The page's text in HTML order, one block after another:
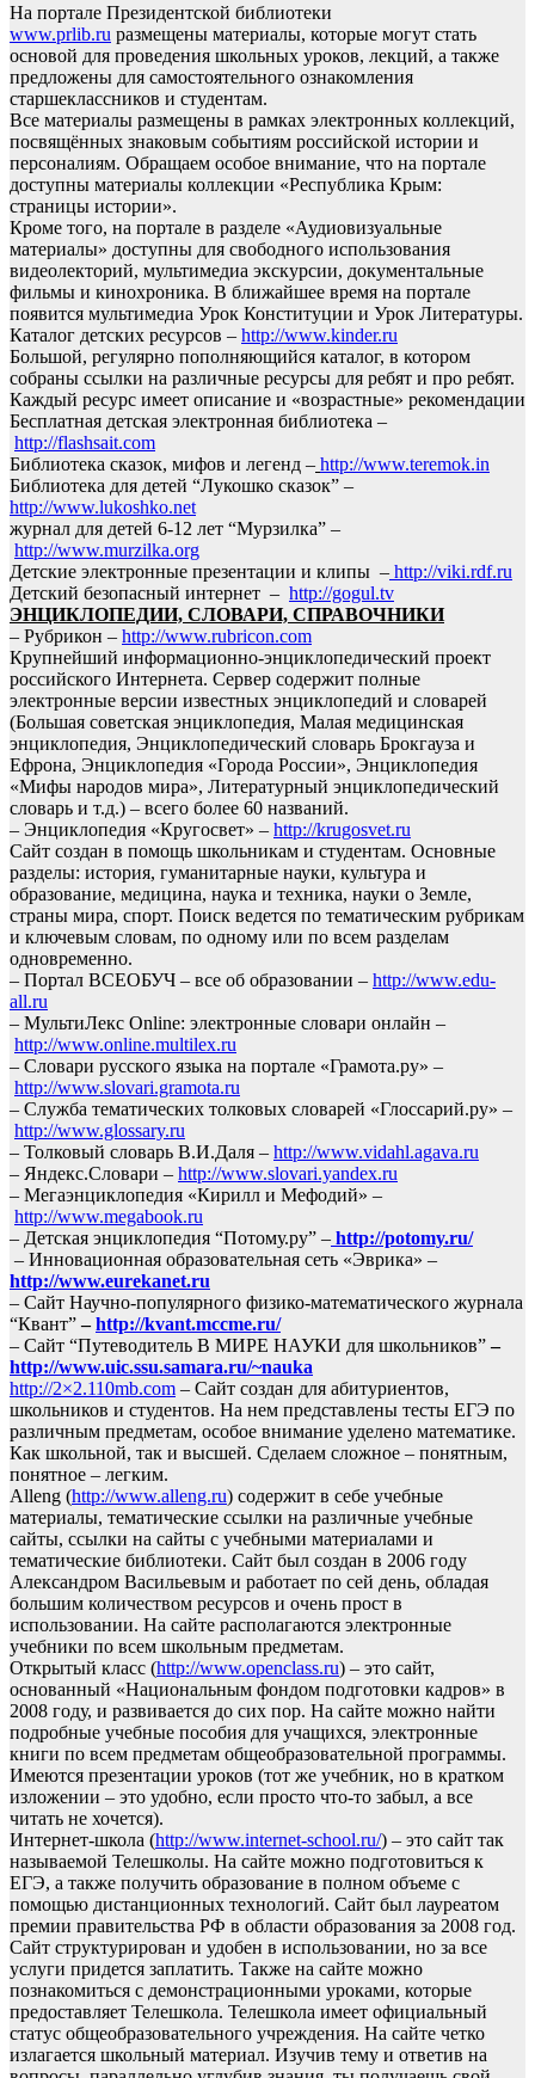
На портале Президентской библиотеки
www.prlib.ru размещены материалы, которые могут стать
основой для проведения школьных уроков, лекций, а также
предложены для самостоятельного ознакомления
старшеклассников и студентам.
Все материалы размещены в рамках электронных коллекций,
посвящённых знаковым событиям российской истории и
персоналиям. Обращаем особое внимание, что на портале
доступны материалы коллекции «Республика Крым:
страницы истории».
Кроме того, на портале в разделе «Аудиовизуальные
материалы» доступны для свободного использования
видеолекторий, мультимедиа экскурсии, документальные
фильмы и кинохроника. В ближайшее время на портале
появится мультимедиа Урок Конституции и Урок Литературы.
Каталог детских ресурсов – http://www.kinder.ru
Большой, регулярно пополняющийся каталог, в котором
собраны ссылки на различные ресурсы для ребят и про ребят.
Каждый ресурс имеет описание и «возрастные» рекомендации
Бесплатная детская электронная библиотека –
http://flashsait.com
Библиотека сказок, мифов и легенд – http://www.teremok.in
Библиотека для детей “Лукошко сказок” –
http://www.lukoshko.net
журнал для детей 6-12 лет “Мурзилка” –
http://www.murzilka.org
Детские электронные презентации и клипы – http://viki.rdf.ru
Детский безопасный интернет – http://gogul.tv
ЭНЦИКЛОПЕДИИ, СЛОВАРИ, СПРАВОЧНИКИ
– Рубрикон – http://www.rubricon.com
Крупнейший информационно-энциклопедический проект
российского Интернета. Сервер содержит полные
электронные версии известных энциклопедий и словарей
(Большая советская энциклопедия, Малая медицинская
энциклопедия, Энциклопедический словарь Брокгауза и
Ефрона, Энциклопедия «Города России», Энциклопедия
«Мифы народов мира», Литературный энциклопедический
словарь и т.д.) – всего более 60 названий.
– Энциклопедия «Кругосвет» – http://krugosvet.ru
Сайт создан в помощь школьникам и студентам. Основные
разделы: история, гуманитарные науки, культура и
образование, медицина, наука и техника, науки о Земле,
страны мира, спорт. Поиск ведется по тематическим рубрикам
и ключевым словам, по одному или по всем разделам
одновременно.
– Портал ВСЕОБУЧ – все об образовании – http://www.edu-
all.ru
– MультиЛекс Online: электронные словари онлайн –
http://www.online.multilex.ru
– Cловари русского языка на портале «Грамота.ру» –
http://www.slovari.gramota.ru
– Служба тематических толковых словарей «Глоссарий.ру» –
http://www.glossary.ru
– Толковый словарь В.И.Даля – http://www.vidahl.agava.ru
– Яндекс.Словари – http://www.slovari.yandex.ru
– Мегаэнциклопедия «Кирилл и Мефодий» –
http://www.megabook.ru
– Детская энциклопедия “Потому.ру” – http://potomy.ru/
– Инновационная образовательная сеть «Эврика» –
http://www.eurekanet.ru
– Сайт Научно-популярного физико-математического журнала
“Квант”–http://kvant.mccme.ru/
– Сайт “Путеводитель В МИРЕ НАУКИ для школьников”–
http://www.uic.ssu.samara.ru/~nauka
http://2×2.110mb.com – Cайт создан для абитуриентов,
школьников и студентов. На нем представлены тесты ЕГЭ по
различным предметам, особое внимание уделено математике.
Как школьной, так и высшей. Сделаем сложное – понятным,
понятное – легким.
Alleng (http://www.alleng.ru) содержит в себе учебные
материалы, тематические ссылки на различные учебные
сайты, ссылки на сайты с учебными материалами и
тематические библиотеки. Сайт был создан в 2006 году
Александром Васильевым и работает по сей день, обладая
большим количеством ресурсов и очень прост в
использовании. На сайте располагаются электронные
учебники по всем школьным предметам.
Открытый класс (http://www.openclass.ru) – это сайт,
основанный «Национальным фондом подготовки кадров» в
2008 году, и развивается до сих пор. На сайте можно найти
подробные учебные пособия для учащихся, электронные
книги по всем предметам общеобразовательной программы.
Имеются презентации уроков (тот же учебник, но в кратком
изложении – это удобно, если просто что-то забыл, а все
читать не хочется).
Интернет-школа (http://www.internet-school.ru/) – это сайт так
называемой Телешколы. На сайте можно подготовиться к
ЕГЭ, а также получить образование в полном объеме с
помощью дистанционных технологий. Сайт был лауреатом
премии правительства РФ в области образования за 2008 год.
Сайт структурирован и удобен в использовании, но за все
услуги придется заплатить. Также на сайте можно
познакомиться с демонстрационными уроками, которые
предоставляет Телешкола. Телешкола имеет официальный
статус общеобразовательного учреждения. На сайте четко
излагается школьный материал. Изучив тему и ответив на